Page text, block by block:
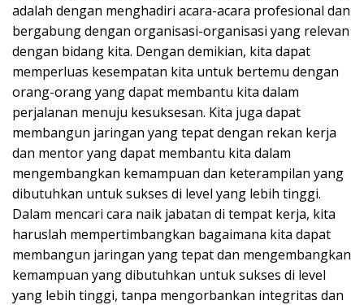
adalah dengan menghadiri acara-acara profesional dan
bergabung dengan organisasi-organisasi yang relevan
dengan bidang kita. Dengan demikian, kita dapat
memperluas kesempatan kita untuk bertemu dengan
orang-orang yang dapat membantu kita dalam
perjalanan menuju kesuksesan. Kita juga dapat
membangun jaringan yang tepat dengan rekan kerja
dan mentor yang dapat membantu kita dalam
mengembangkan kemampuan dan keterampilan yang
dibutuhkan untuk sukses di level yang lebih tinggi.
Dalam mencari cara naik jabatan di tempat kerja, kita
haruslah mempertimbangkan bagaimana kita dapat
membangun jaringan yang tepat dan mengembangkan
kemampuan yang dibutuhkan untuk sukses di level
yang lebih tinggi, tanpa mengorbankan integritas dan